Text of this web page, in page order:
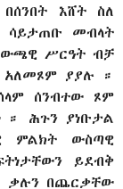
እሸት ስለ
ሳይታጠቡ መብላት
ሥርዓት ብቻ
አለመጾም ያያሉ ።
ሰንብተው ጾም
። ሕጉን ያነቡታል
ምልክት ውስጣዊ
ይደብቅ
ቃሉን በጨርቃቸው